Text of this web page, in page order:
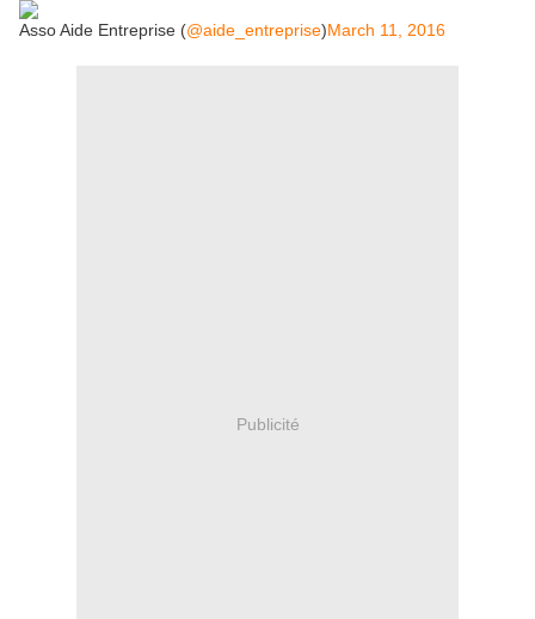
Asso Aide Entreprise (@aide_entreprise)March 11, 2016
Publicité